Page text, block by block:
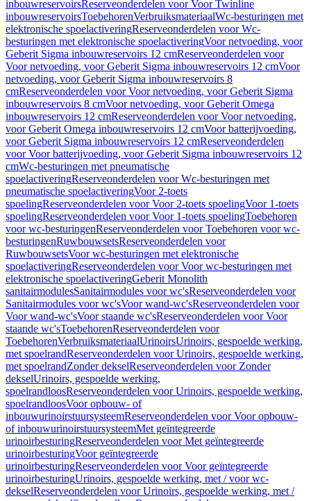
inbouwreservoirsReserveonderdelen voor Voor Twinline
inbouwreservoirsToebehorenVerbruiksmateriaalWc-besturingen met
elektronische spoelactiveringReserveonderdelen voor Wc-
besturingen met elektronische spoelactiveringVoor netvoeding, voor
Geberit Sigma inbouwreservoirs 12 cmReserveonderdelen voor
Voor netvoeding, voor Geberit Sigma inbouwreservoirs 12 cmVoor
netvoeding, voor Geberit Sigma inbouwreservoirs 8
cmReserveonderdelen voor Voor netvoeding, voor Geberit Sigma
inbouwreservoirs 8 cmVoor netvoeding, voor Geberit Omega
inbouwreservoirs 12 cmReserveonderdelen voor Voor netvoeding,
voor Geberit Omega inbouwreservoirs 12 cmVoor batterijvoeding,
voor Geberit Sigma inbouwreservoirs 12 cmReserveonderdelen
voor Voor batterijvoeding, voor Geberit Sigma inbouwreservoirs 12
cmWc-besturingen met pneumatische
spoelactiveringReserveonderdelen voor Wc-besturingen met
pneumatische spoelactiveringVoor 2-toets
spoelingReserveonderdelen voor Voor 2-toets spoelingVoor 1-toets
spoelingReserveonderdelen voor Voor 1-toets spoelingToebehoren
voor wc-besturingenReserveonderdelen voor Toebehoren voor wc-
besturingenRuwbouwsetsReserveonderdelen voor
RuwbouwsetsVoor wc-besturingen met elektronische
spoelactiveringReserveonderdelen voor Voor wc-besturingen met
elektronische spoelactiveringGeberit Monolith
sanitairmodulesSanitairmodules voor wc'sReserveonderdelen voor
Sanitairmodules voor wc'sVoor wand-wc'sReserveonderdelen voor
Voor wand-wc'sVoor staande wc'sReserveonderdelen voor Voor
staande wc'sToebehorenReserveonderdelen voor
ToebehorenVerbruiksmateriaalUrinoirsUrinoirs, gespoelde werking,
met spoelrandReserveonderdelen voor Urinoirs, gespoelde werking,
met spoelrandZonder dekselReserveonderdelen voor Zonder
dekselUrinoirs, gespoelde werking,
spoelrandloosReserveonderdelen voor Urinoirs, gespoelde werking,
spoelrandloosVoor opbouw- of
inbouwurinoirstuursysteemReserveonderdelen voor Voor opbouw-
of inbouwurinoirstuursysteemMet geïntegreerde
urinoirbesturingReserveonderdelen voor Met geïntegreerde
urinoirbesturingVoor geïntegreerde
urinoirbesturingReserveonderdelen voor Voor geïntegreerde
urinoirbesturingUrinoirs, gespoelde werking, met / voor wc-
dekselReserveonderdelen voor Urinoirs, gespoelde werking, met /